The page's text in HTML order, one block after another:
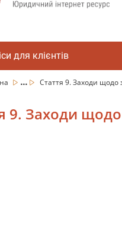
для клієнтів
... Стаття 9. Заходи
9. Заходи